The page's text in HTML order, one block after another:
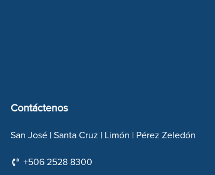
Contáctenos
San José | Santa Cruz | Limón | Pérez Zeledón
+506 2528 8300